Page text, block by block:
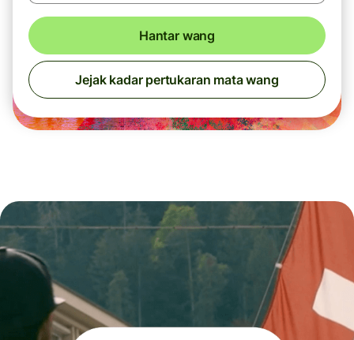
Hantar wang
Jejak kadar pertukaran mata wang